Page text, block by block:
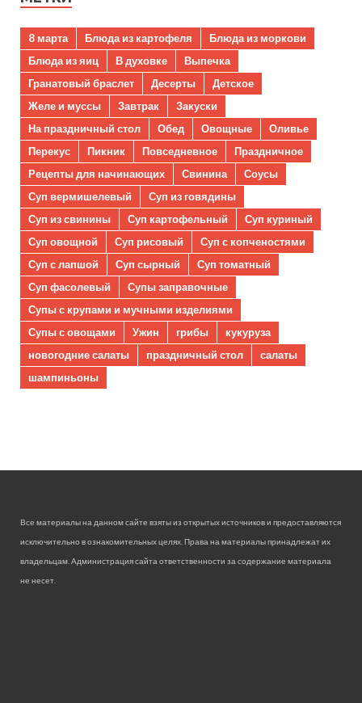
8 марта Блюда из картофеля
Блюда из моркови
Блюда из яиц
В духовке
Выпечка
Гранатовый браслет
Десерты
Детское
Желе и муссы
Завтрак
Закуски
На праздничный стол
Обед Овощные
Оливье
Перекус
Пикник Повседневное
Праздничное
Рецепты для начинающих
Свинина
Соусы
Суп вермишелевый
Суп из говядины
Суп из свинины
Суп картофельный
Суп куриный
Суп овощной
Суп рисовый
Суп с копченостями
Суп с лапшой
Суп сырный
Суп томатный
Суп фасолевый
Супы заправочные
Супы с крупами и мучными изделиями
Супы с овощами
Ужин грибы
кукуруза
новогодние салаты
праздничный стол
салаты
шампиньоны
Все материалы на данном сайте взяты из открытых источников и предоставляются
исключительно в ознакомительных целях. Права на материалы принадлежат их
владельцам. Администрация сайта ответственности за содержание материала
не несет.